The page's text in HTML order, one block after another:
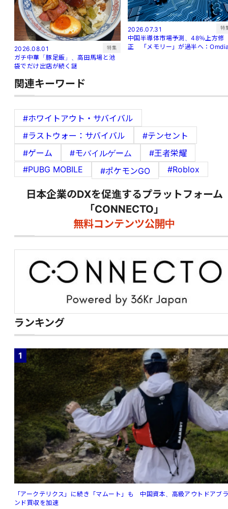
2026.08.01 特集
ガチ中華「豚足飯」、高田馬場と池
袋でだけ出店が続く謎
2026.07.31 特
中国半導体市場予測、48％上方修
正 「メモリー」が過半へ：
関連キーワード
#ホワイトアウト・サバイバル
#ラストウォー：サバイバル
#テンセント
#ゲーム
#モバイルゲーム
#王者栄耀
#PUBG MOBILE
#ポケモンGO #Roblox
日本企業のDXを促進するプラットフォーム
「CONNECTO」
無料コンテンツ公開中
ランキング
1
「アークテリクス」に続き「マムート」も 中国資本、高級アウトドアブ
ンド買収を加速